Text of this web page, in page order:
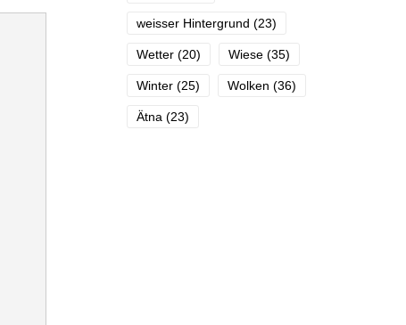
weisser Hintergrund (23)
Wetter (20) Wiese (35)
Winter (25) Wolken (36)
Ätna (23)